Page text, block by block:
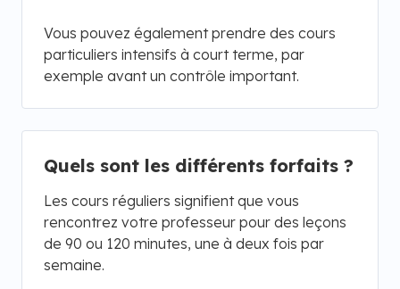
Vous pouvez également prendre des cours
particuliers intensifs à court terme, par
exemple avant un contrôle important.
Quels sont les différents forfaits ?
Les cours réguliers signifient que vous
rencontrez votre professeur pour des leçons
de 90 ou 120 minutes, une à deux fois par
semaine.